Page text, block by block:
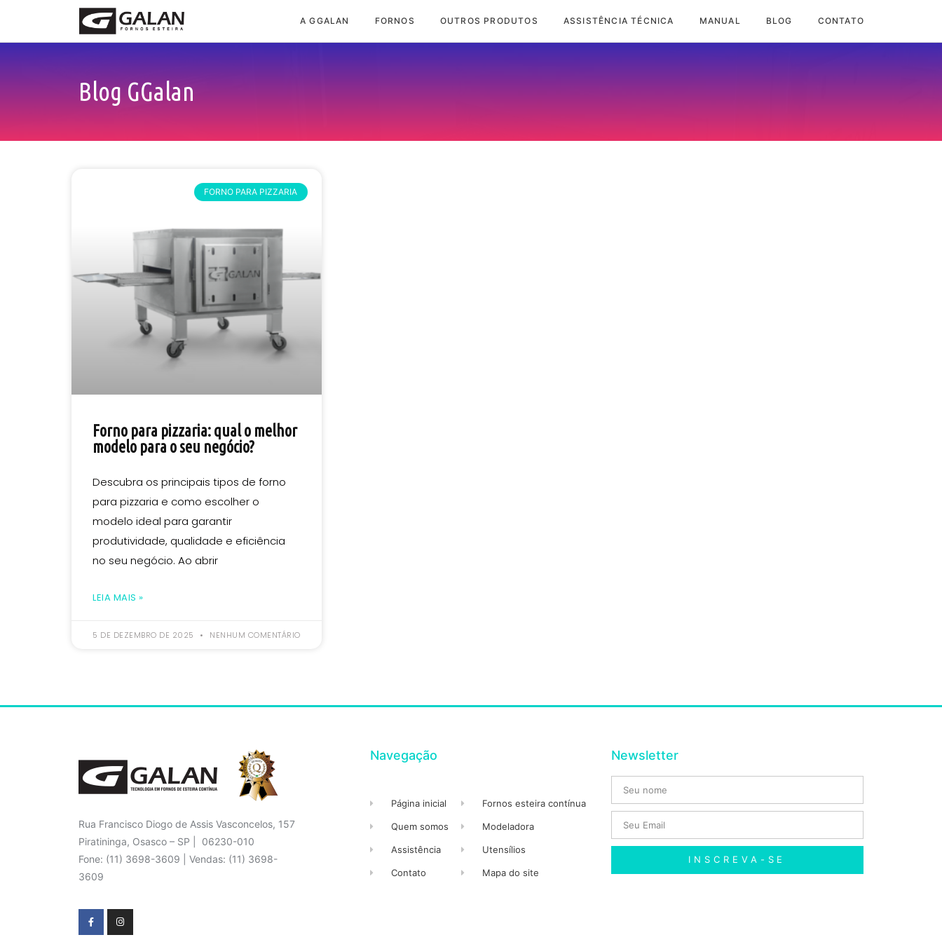
A GGALAN FORNOS OUTROS PRODUTOS ASSISTÊNCIA TÉCNICA MANUAL BLOG CONTATO
Blog GGalan
FORNO PARA PIZZARIA
Forno para pizzaria: qual o melhor
modelo para o seu negócio?
Descubra os principais tipos de forno
para pizzaria e como escolher o
modelo ideal para garantir
produtividade, qualidade e eficiência
no seu negócio. Ao abrir
LEIA MAIS »
5 DE DEZEMBRO DE 2025 NENHUM COMENTÁRIO
Rua Francisco Diogo de Assis Vasconcelos, 157
Piratininga, Osasco – SP | 06230-010
Fone: (11) 3698-3609 | Vendas: (11) 3698-
3609
Navegação
Página inicial
Quem somos
Assistência
Contato
Fornos esteira contínua
Modeladora
Utensílios
Mapa do site
Newsletter
INSCREVA-SE